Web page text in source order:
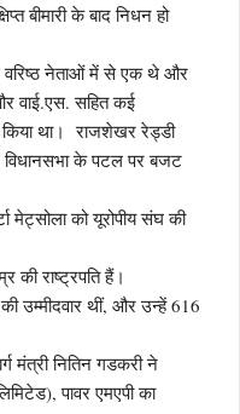
बीमारी के बाद निधन हो
वरिष्ठ नेताओं में से एक थे और
वाई.एस. सहित कई
था। राजशेखर रेड्डी
विधानसभा के पटल पर बजट
मेट्सोला को यूरोपीय संघ की
की राष्ट्रपति हैं।
उम्मीदवार थीं, और उन्हें 616
मंत्री नितिन गडकरी ने
पावर एमएपी का